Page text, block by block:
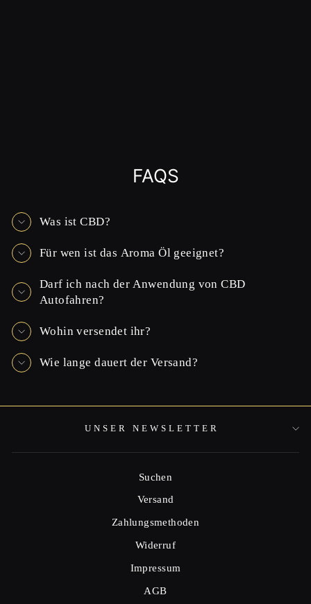
FAQS
Was ist CBD?
Für wen ist das Aroma Öl geeignet?
Darf ich nach der Anwendung von CBD
Autofahren?
Wohin versendet ihr?
Wie lange dauert der Versand?
UNSER NEWSLETTER
Suchen
Versand
Zahlungsmethoden
Widerruf
Impressum
AGB